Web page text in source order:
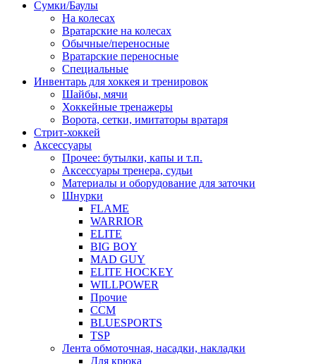
Сумки/Баулы
На колесах
Вратарские на колесах
Обычные/переносные
Вратарские переносные
Специальные
Инвентарь для хоккея и тренировок
Шайбы, мячи
Хоккейные тренажеры
Ворота, сетки, имитаторы вратаря
Стрит-хоккей
Аксессуары
Прочее: бутылки, капы и т.п.
Аксессуары тренера, судьи
Материалы и оборудование для заточки
Шнурки
FLAME
WARRIOR
ELITE
BIG BOY
MAD GUY
ELITE HOCKEY
WILLPOWER
Прочие
CCM
BLUESPORTS
TSP
Лента обмоточная, насадки, накладки
Для крюка